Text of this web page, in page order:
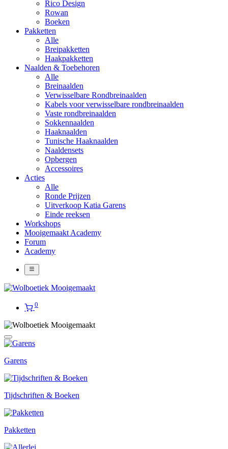
Rico Design
Rowan
Boeken
Pakketten
Alle
Breipakketten
Haakpakketten
Naalden & Toebehoren
Alle
Breinaalden
Verwisselbare Rondbreinaalden
Kabels voor verwisselbare rondbreinaalden
Vaste rondbreinaalden
Sokkennaalden
Haaknaalden
Tunische Haaknaalden
Naaldensets
Opbergen
Accessoires
Acties
Alle
Ronde Prijzen
Uitverkoop Katia Garens
Einde reeksen
Workshops
Mooigemaakt Academy
Forum
Academy
0
Garens
Tijdschriften & Boeken
Pakketten